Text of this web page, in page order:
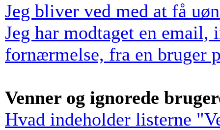
Jeg bliver ved med at få
Jeg har modtaget en email,
fornærmelse, fra en bruger
Venner og ignorede
Hvad indeholder listerne